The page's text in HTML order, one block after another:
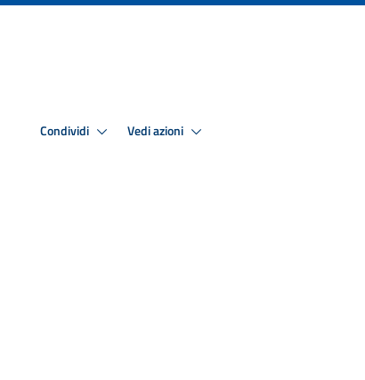
Condividi Vedi azioni